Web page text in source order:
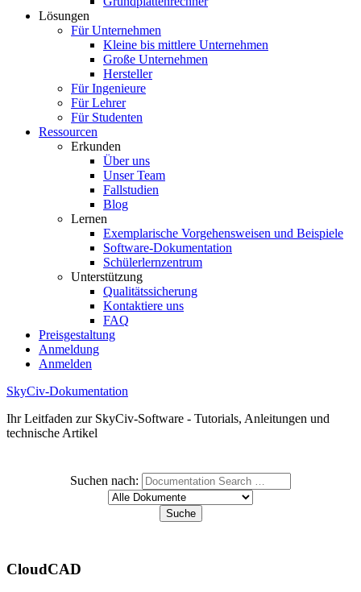
Lösungen
Für Unternehmen
Kleine bis mittlere Unternehmen
Große Unternehmen
Hersteller
Für Ingenieure
Für Lehrer
Für Studenten
Ressourcen
Erkunden
Über uns
Unser Team
Fallstudien
Blog
Lernen
Exemplarische Vorgehensweisen und Beispiele
Software-Dokumentation
Schülerlernzentrum
Unterstützung
Qualitätssicherung
Kontaktiere uns
FAQ
Preisgestaltung
Anmeldung
Anmelden
SkyCiv-Dokumentation
Ihr Leitfaden zur SkyCiv-Software - Tutorials, Anleitungen und
technische Artikel
Suchen nach:
CloudCAD